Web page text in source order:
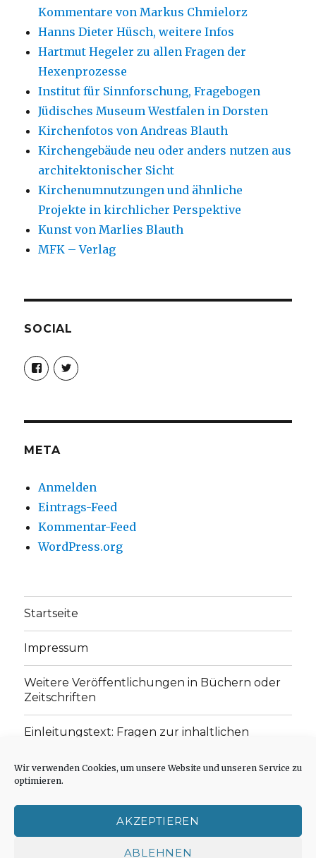
Wir verwenden Cookies, um unsere Website und unseren Service zu
optimieren.
AKZEPTIEREN
ABLEHNEN
Kommentare von Markus Chmielorz
Hanns Dieter Hüsch, weitere Infos
Hartmut Hegeler zu allen Fragen der
Hexenprozesse
Institut für Sinnforschung, Fragebogen
Jüdisches Museum Westfalen in Dorsten
Kirchenfotos von Andreas Blauth
Kirchengebäude neu oder anders nutzen aus
architektonischer Sicht
Kirchenumnutzungen und ähnliche
Projekte in kirchlicher Perspektive
Kunst von Marlies Blauth
MFK – Verlag
SOCIAL
Profil
von
christoph.fleischer1
anzeigen
Profil
von
ChristophFl
anzeigen
META
Anmelden
Eintrags-Feed
Kommentar-Feed
WordPress.org
Startseite
Impressum
Weitere Veröffentlichungen in Büchern oder
Zeitschriften
Einleitungstext: Fragen zur inhaltlichen
„schwachen Glaubens“
Cookie-Richtlinie (EU)